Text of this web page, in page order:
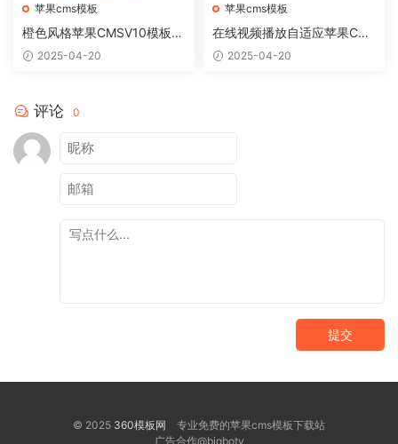
苹果cms模板
橙色风格苹果CMSV10模板免
费下载
2025-04-20
苹果cms模板
在线视频播放自适应苹果CM
Sv10模板
2025-04-20
评论 0
提交
© 2025 360模板网 专业免费的苹果cms模板下载站
广告合作@bigbotv